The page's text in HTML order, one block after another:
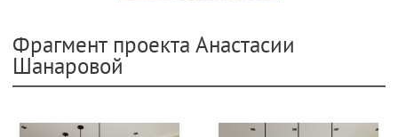
Фрагмент проекта Анастасии
Шанаровой